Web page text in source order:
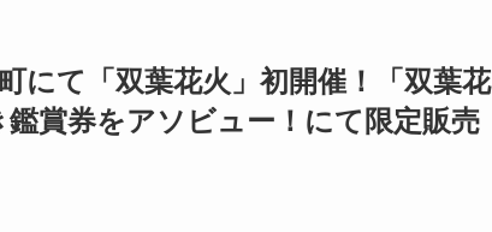
にて「双葉花火」初開催！「双葉花
賞券をアソビュー！にて限定販売